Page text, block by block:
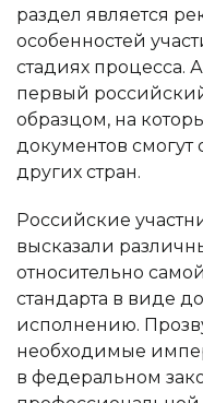
раздел является
особенностей
стадиях процесса.
первый
образцом, на
документов смогут
других стран.
Российские
высказали
относительно
стандарта в виде
исполнению.
необходимые
в федеральном